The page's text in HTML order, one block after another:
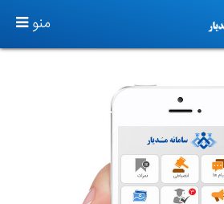
منو